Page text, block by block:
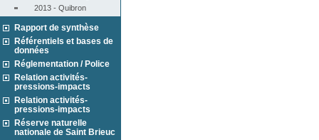
2013 - Quibron
Rapport de synthèse
Référentiels et bases de
données
Réglementation / Police
Relation activités-
pressions-impacts
Relation activités-
pressions-impacts
Réserve naturelle
nationale de Saint Brieuc